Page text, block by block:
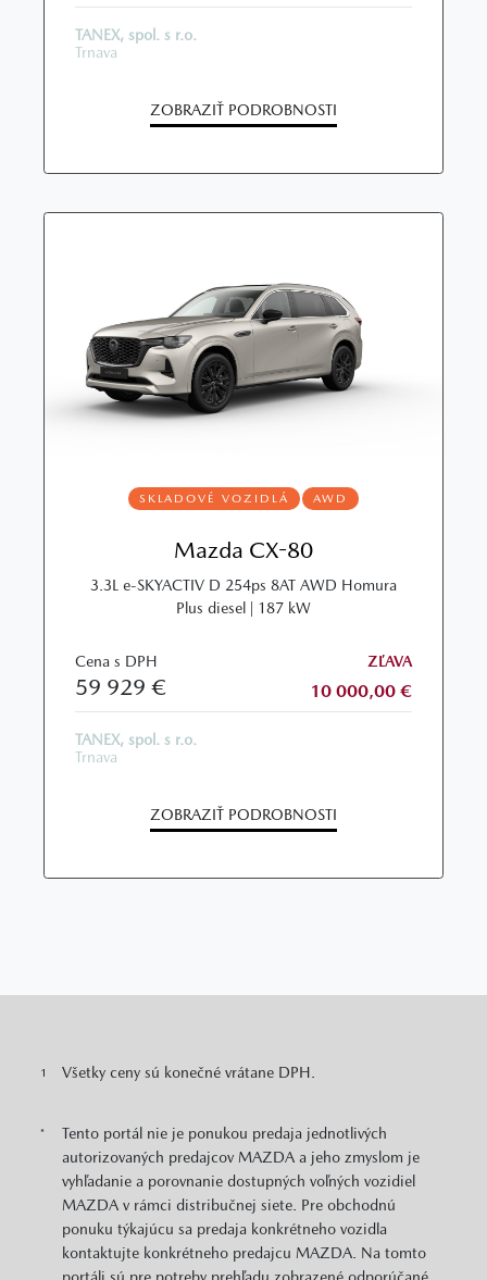
TANEX, spol. s r.o.
Trnava
ZOBRAZIŤ PODROBNOSTI
SKLADOVÉ VOZIDLÁ AWD
Mazda CX-80
3.3L e‑SKYACTIV D 254ps 8AT AWD Homura
Plus diesel | 187 kW
Cena s DPH
59 929 €
ZĽAVA
10 000,00 €
TANEX, spol. s r.o.
Trnava
ZOBRAZIŤ PODROBNOSTI
1 Všetky ceny sú konečné vrátane DPH.
*
Tento portál nie je ponukou predaja jednotlivých
autorizovaných predajcov MAZDA a jeho zmyslom je
vyhľadanie a porovnanie dostupných voľných vozidiel
MAZDA v rámci distribučnej siete. Pre obchodnú
ponuku týkajúcu sa predaja konkrétneho vozidla
kontaktujte konkrétneho predajcu MAZDA. Na tomto
portáli sú pre potreby prehľadu zobrazené odporúčané